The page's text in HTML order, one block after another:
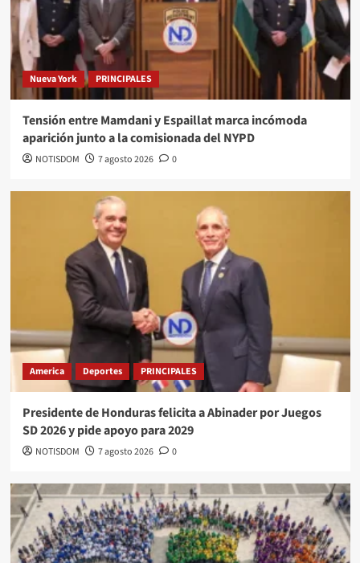
Nueva York PRINCIPALES
Tensión entre Mamdani y Espaillat marca incómoda
aparición junto a la comisionada del NYPD
NOTISDOM 7 agosto 2026 0
America Deportes PRINCIPALES
Presidente de Honduras felicita a Abinader por Juegos
SD 2026 y pide apoyo para 2029
NOTISDOM 7 agosto 2026 0